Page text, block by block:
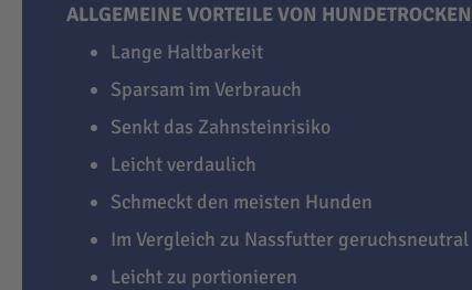
ALLGEMEINE VORTEILE VON
Lange Haltbarkeit
Sparsam im Verbrauch
Senkt das Zahnsteinrisiko
Leicht verdaulich
Schmeckt den meisten Hunden
Im Vergleich zu Nassfutter geruchsneutral
Leicht zu portionieren